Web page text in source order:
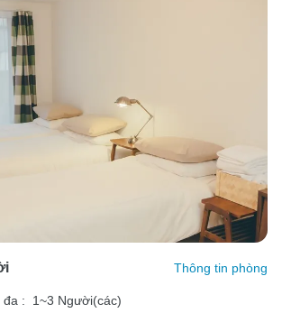
Thông tin phòng
đa :
1~3 Người(các)